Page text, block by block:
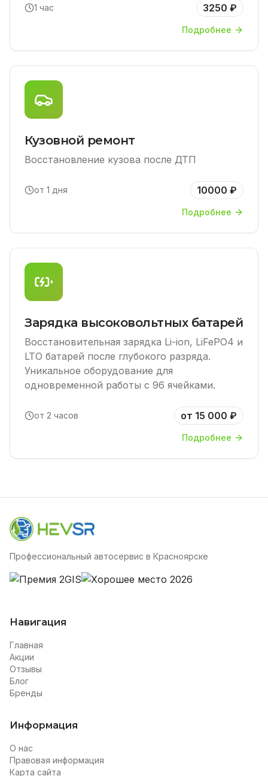
1 час 3250 ₽
Подробнее
Кузовной ремонт
Восстановление кузова после ДТП
от 1 дня 10000 ₽
Подробнее
Зарядка высоковольтных батарей
Восстановительная зарядка Li-ion, LiFePO4 и
LTO батарей после глубокого разряда.
Уникальное оборудование для
одновременной работы с 96 ячейками.
от 2 часов от 15 000 ₽
Подробнее
Профессиональный автосервис в Красноярске
Навигация
Главная
Акции
Отзывы
Блог
Бренды
Информация
О нас
Правовая информация
Карта сайта